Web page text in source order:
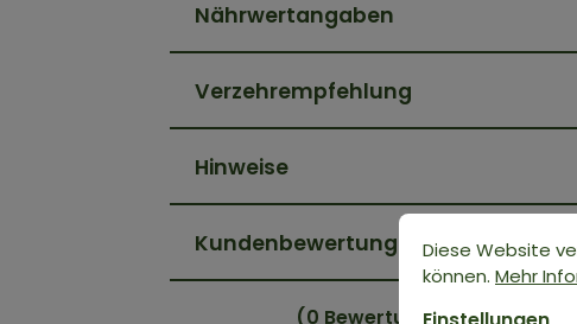
Nährwertangaben
Verzehrempfehlung
Hinweise
Kundenbewertungen
(0 Bewertungen)
Diese Website
können. Mehr